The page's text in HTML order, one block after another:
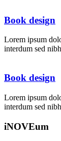
Book design
Lorem ipsum
interdum sed
Book design
Lorem ipsum
interdum sed
iNOVEum